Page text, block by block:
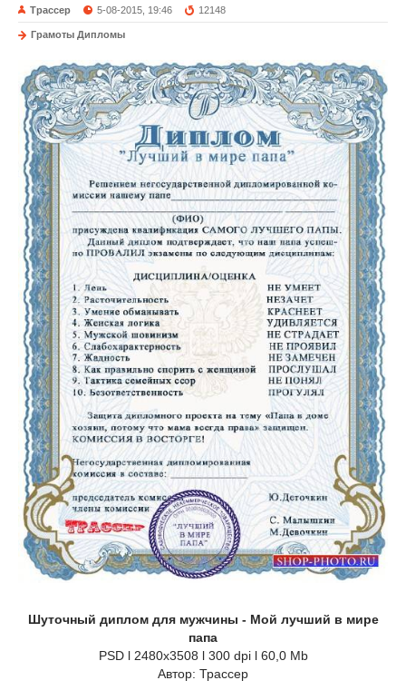
Трассер 5-08-2015, 19:46 12148
Грамоты Дипломы
Шуточный диплом для мужчины - Мой лучший в мире
папа
PSD l 2480x3508 l 300 dpi l 60,0 Mb
Автор: Трассер